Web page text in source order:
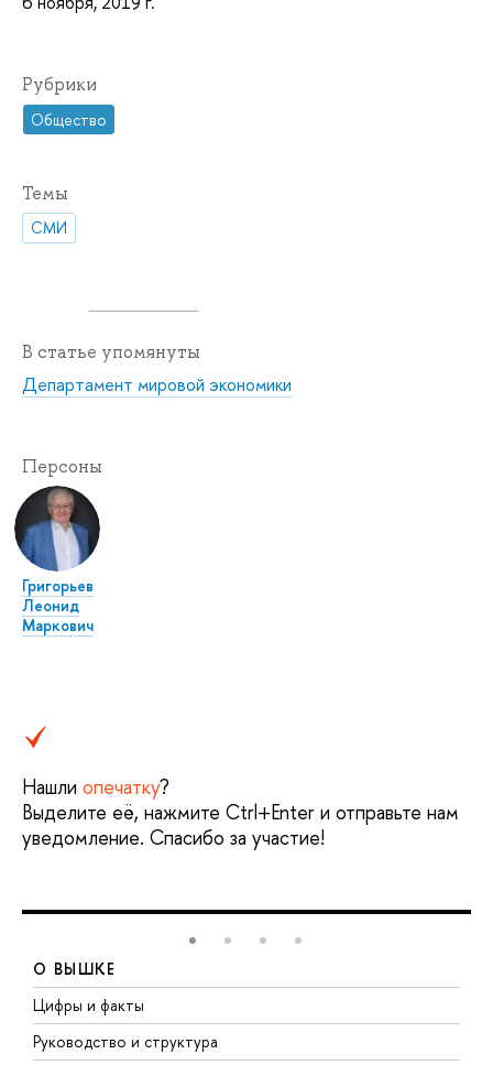
Рубрики
Общество
Темы
СМИ
В статье упомянуты
Департамент мировой экономики
Персоны
Григорьев
Леонид
Маркович
Нашли опечатку?
Выделите её, нажмите Ctrl+Enter и отправьте нам
уведомление. Спасибо за участие!
О ВЫШКЕ
Цифры и факты
Руководство и структура